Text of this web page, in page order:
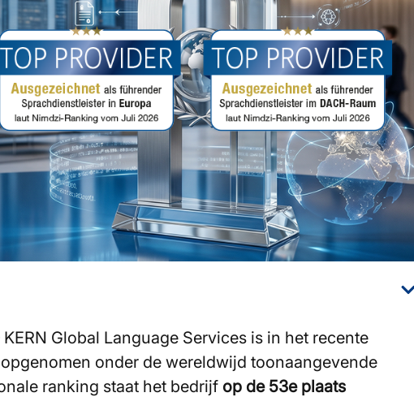
Global Language Services is in het recente
onder de wereldwijd toonaangevende
ranking staat het bedrijf op de 53e plaats